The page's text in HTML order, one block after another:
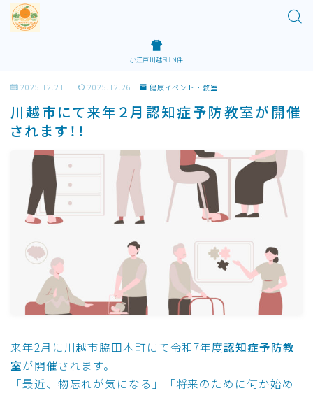
小江戸川越RUＮ伴
2025.12.21 2025.12.26 健康イベント・教室
川越市にて来年２月認知症予防教室が開催
されます！！
来年2月に川越市脇田本町にて令和7年度認知症予防教
室が開催されます。
「最近、物忘れが気になる」「将来のために何か始め